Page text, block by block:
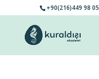
+90(216)449 98 05